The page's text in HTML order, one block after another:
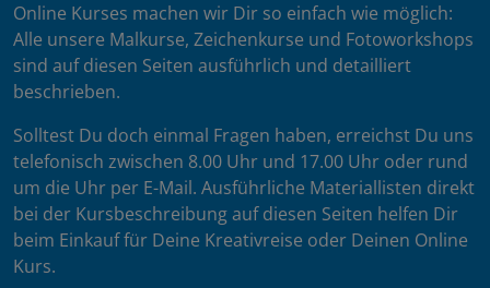
Online Kurses machen wir Dir so einfach wie möglich:
Alle unsere Malkurse, Zeichenkurse und Fotoworkshops
sind auf diesen Seiten ausführlich und detailliert
beschrieben.
Solltest Du doch einmal Fragen haben, erreichst Du uns
telefonisch zwischen 8.00 Uhr und 17.00 Uhr oder rund
um die Uhr per E-Mail. Ausführliche Materiallisten direkt
bei der Kursbeschreibung auf diesen Seiten helfen Dir
beim Einkauf für Deine Kreativreise oder Deinen Online
Kurs.